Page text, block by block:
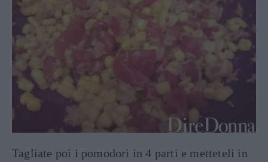
Tagliate poi i pomodori in 4 parti e metteteli in